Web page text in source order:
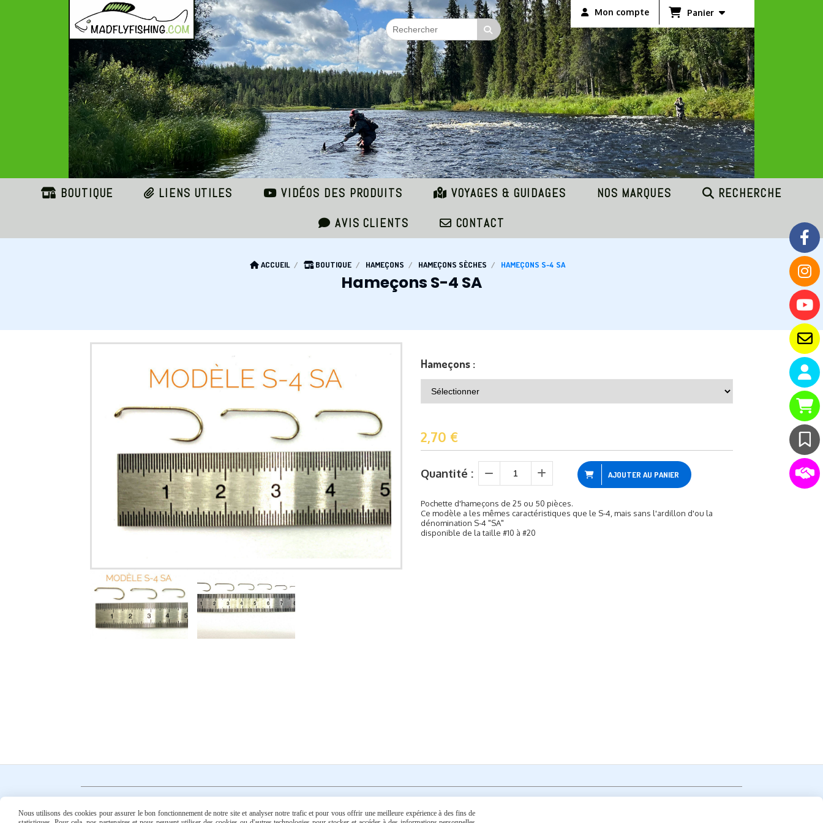
Mon compte Panier
BOUTIQUE LIENS UTILES VIDÉOS DES PRODUITS VOYAGES & GUIDAGES NOS MARQUES
RECHERCHE
AVIS CLIENTS
CONTACT
ACCUEIL BOUTIQUE HAMEÇONS HAMEÇONS SÈCHES HAMEÇONS S-4 SA
Hameçons S-4 SA
Hameçons :
2,70 €
Quantité : AJOUTER AU PANIER
Pochette d'hameçons de 25 ou 50 pièces.
Ce modèle a les mêmes caractéristiques que le S-4, mais sans l'ardillon d'ou la
dénomination S-4 "SA"
disponible de la taille #10 à #20
Panneau de gestion des cookies
Nous utilisons des cookies pour assurer le bon fonctionnement de notre site et analyser notre trafic et pour vous offrir une meilleure expérience à des fins de